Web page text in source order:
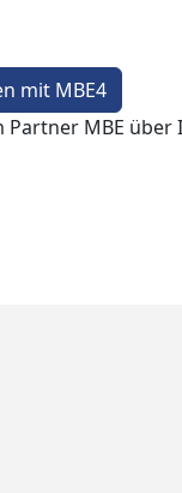
mit MBE4
Partner MBE über